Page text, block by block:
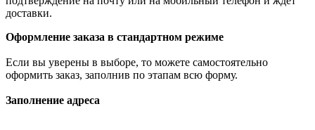
доставки.
Оформление заказа в стандартном режиме
Если вы уверены в выборе, то можете самостоятельно
оформить заказ, заполнив по этапам всю форму.
Заполнение адреса